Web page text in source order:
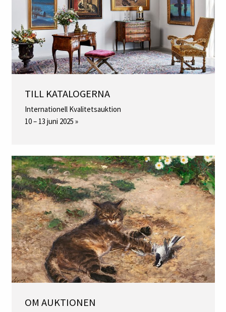
TILL KATALOGERNA
Internationell Kvalitetsauktion
10 – 13 juni 2025 »
OM AUKTIONEN